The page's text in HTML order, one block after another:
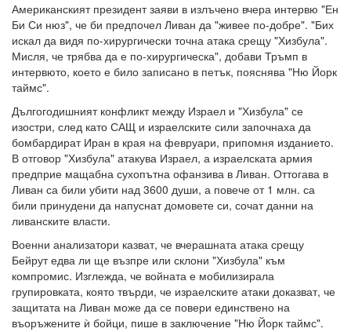
Американският президент заяви в излъчено вчера интервю "Ен
Би Си нюз", че би предпочел Ливан да "живее по-добре". "Бих
искал да видя по-хирургически точна атака срещу "Хизбула".
Мисля, че трябва да е по-хирургическа", добави Тръмп в
интервюто, което е било записано в петък, пояснява "Ню Йорк
таймс".
Дългогодишният конфликт между Израел и "Хизбула" се
изостри, след като САЩ и израелските сили започнаха да
бомбардират Иран в края на февруари, припомня изданието.
В отговор "Хизбула" атакува Израел, а израелската армия
предприе мащабна сухопътна офанзива в Ливан. Оттогава в
Ливан са били убити над 3600 души, а повече от 1 млн. са
били принудени да напуснат домовете си, сочат данни на
ливанските власти.
Военни анализатори казват, че вчерашната атака срещу
Бейрут едва ли ще възпре или склони "Хизбула" към
компромис. Изглежда, че войната е мобилизирала
групировката, която твърди, че израелските атаки доказват, че
защитата на Ливан може да се повери единствено на
въоръжените ѝ бойци, пише в заключение "Ню Йорк таймс".